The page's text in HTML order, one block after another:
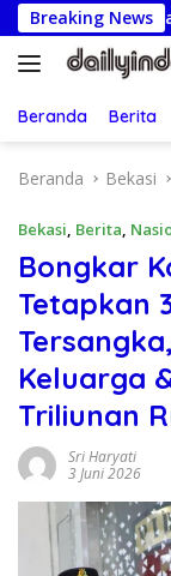
Langsung
ke
konten
Breaking News
Tawuran
Beranda Berita
Beranda Bekasi
Bekasi, Berita,
Bongkar
Tetapkan
Keluarga
Triliunan
Sri Haryati
3 Juni 2026